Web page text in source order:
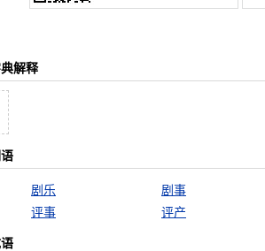
解释
剧乐
剧事
评事 评产